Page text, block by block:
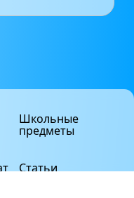
Школьные
предметы
Статьи